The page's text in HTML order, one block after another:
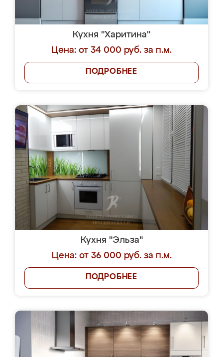
Кухня "Харитина"
Цена: от 34 000 руб. за п.м.
ПОДРОБНЕЕ
Кухня "Эльза"
Цена: от 36 000 руб. за п.м.
ПОДРОБНЕЕ